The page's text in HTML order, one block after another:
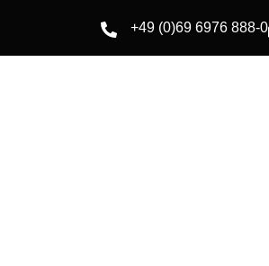
+49 (0)69 6976 888-0